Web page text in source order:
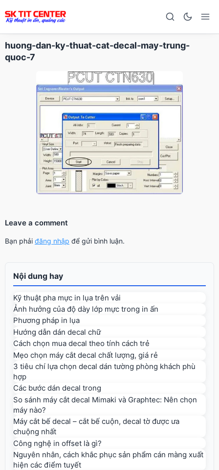
huong-dan-ky-thuat-cat-decal-may-trung-
quoc-7
Leave a comment
Bạn phải đăng nhập để gửi bình luận.
Nội dung hay
Kỹ thuật pha mực in lụa trên vải
Ảnh hưởng của độ dày lớp mực trong in ấn
Phương pháp in lụa
Hướng dẫn dán decal chữ
Cách chọn mua decal theo tính cách trẻ
Mẹo chọn máy cắt decal chất lượng, giá rẻ
3 tiêu chí lựa chọn decal dán tường phòng khách phù
hợp
Các bước dán decal trong
So sánh máy cắt decal Mimaki và Graphtec: Nên chọn
máy nào?
Máy cắt bế decal – cắt bế cuộn, decal tờ được ưa
chuộng nhất
Công nghệ in offset là gì?
Nguyên nhân, cách khắc phục sản phẩm cán màng xuất
hiện các điểm tuyết